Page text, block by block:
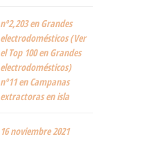
nº2,203 en Grandes
electrodomésticos (Ver
el Top 100 en Grandes
electrodomésticos)
nº11 en Campanas
extractoras en isla
16 noviembre 2021